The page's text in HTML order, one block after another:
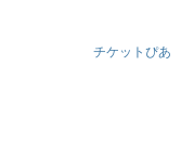
チケットぴあ